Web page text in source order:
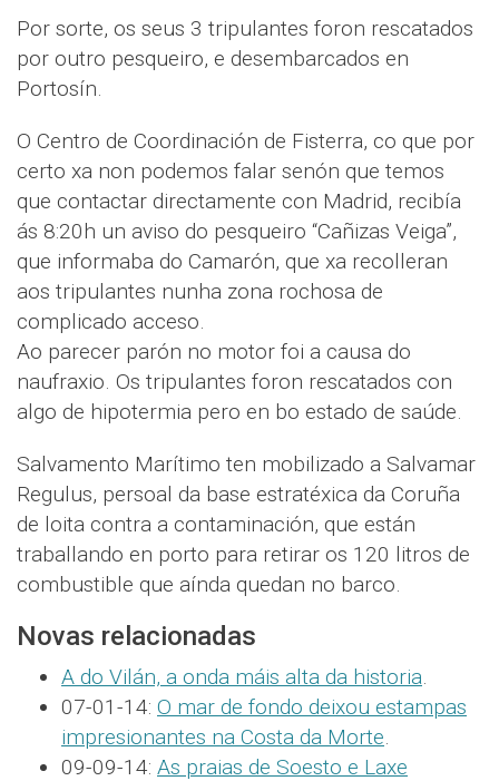
Por sorte, os seus 3 tripulantes foron rescatados
por outro pesqueiro, e desembarcados en
Portosín.
O Centro de Coordinación de Fisterra, co que por
certo xa non podemos falar senón que temos
que contactar directamente con Madrid, recibía
ás 8:20h un aviso do pesqueiro “Cañizas Veiga”,
que informaba do Camarón, que xa recolleran
aos tripulantes nunha zona rochosa de
complicado acceso.
Ao parecer parón no motor foi a causa do
naufraxio. Os tripulantes foron rescatados con
algo de hipotermia pero en bo estado de saúde.
Salvamento Marítimo ten mobilizado a Salvamar
Regulus, persoal da base estratéxica da Coruña
de loita contra a contaminación, que están
traballando en porto para retirar os 120 litros de
combustible que aínda quedan no barco.
Novas relacionadas
A do Vilán, a onda máis alta da historia.
07-01-14: O mar de fondo deixou estampas
impresionantes na Costa da Morte.
09-09-14: As praias de Soesto e Laxe